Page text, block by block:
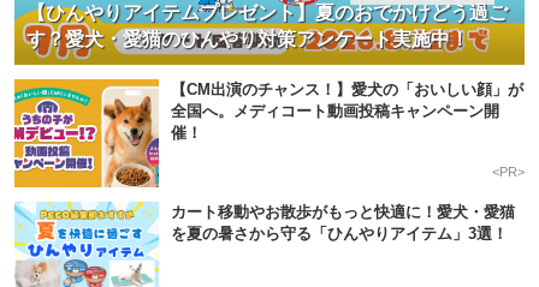
【ひんやりアイテムプレゼント】夏のおでかけどう過ご
す？愛犬・愛猫のひんやり対策アンケート実施中！
【CM出演のチャンス！】愛犬の「おいしい顔」が
全国へ。メディコート動画投稿キャンペーン開
催！
<PR>
カート移動やお散歩がもっと快適に！愛犬・愛猫
を夏の暑さから守る「ひんやりアイテム」3選！